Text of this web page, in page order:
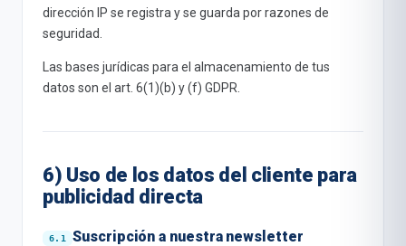
dirección IP se registra y se guarda por razones de
seguridad.
Las bases jurídicas para el almacenamiento de tus
datos son el art. 6(1)(b) y (f) GDPR.
6) Uso de los datos del cliente para
publicidad directa
Suscripción a nuestra newsletter